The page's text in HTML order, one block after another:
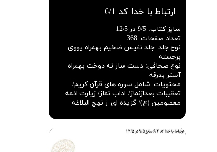
ارتباط با خدا کد 6/1
سایز کتاب:9/5 در 12/5
تعداد صفحات:
368
نوع جلد:جلد نفیس ضخیم بهمراه یووی
برجسته
نوع صحافی:دست ساز ته دوخت بهمراه
آستر بدرقه
محتویات:شامل سوره های قرآن کریم/
تعقیبات بعدازنماز/ آداب نماز/ زیارت ائمه
معصومین (ع)/ گزیده ای از نهج البلاغه